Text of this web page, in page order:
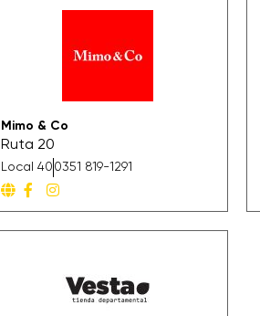
Mimo & Co
Ruta 20
Local 40 0351 819-1291